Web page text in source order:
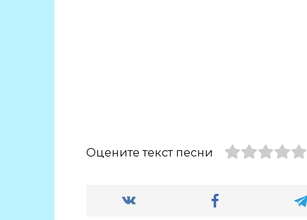
Оцените текст песни